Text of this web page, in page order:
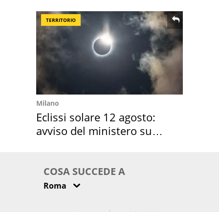
TERRITORIO
Milano
Eclissi solare 12 agosto:
avviso del ministero su